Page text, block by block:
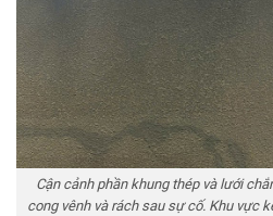
Cận cảnh phần khung thép và lưới
cong vênh và rách sau sự cố. Khu vực